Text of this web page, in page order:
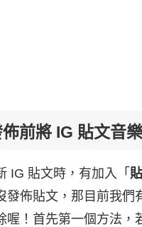
前將 IG 貼文音
IG 貼文時，有加入「
發佈貼文，那目前我們
喔！首先第一個方法，